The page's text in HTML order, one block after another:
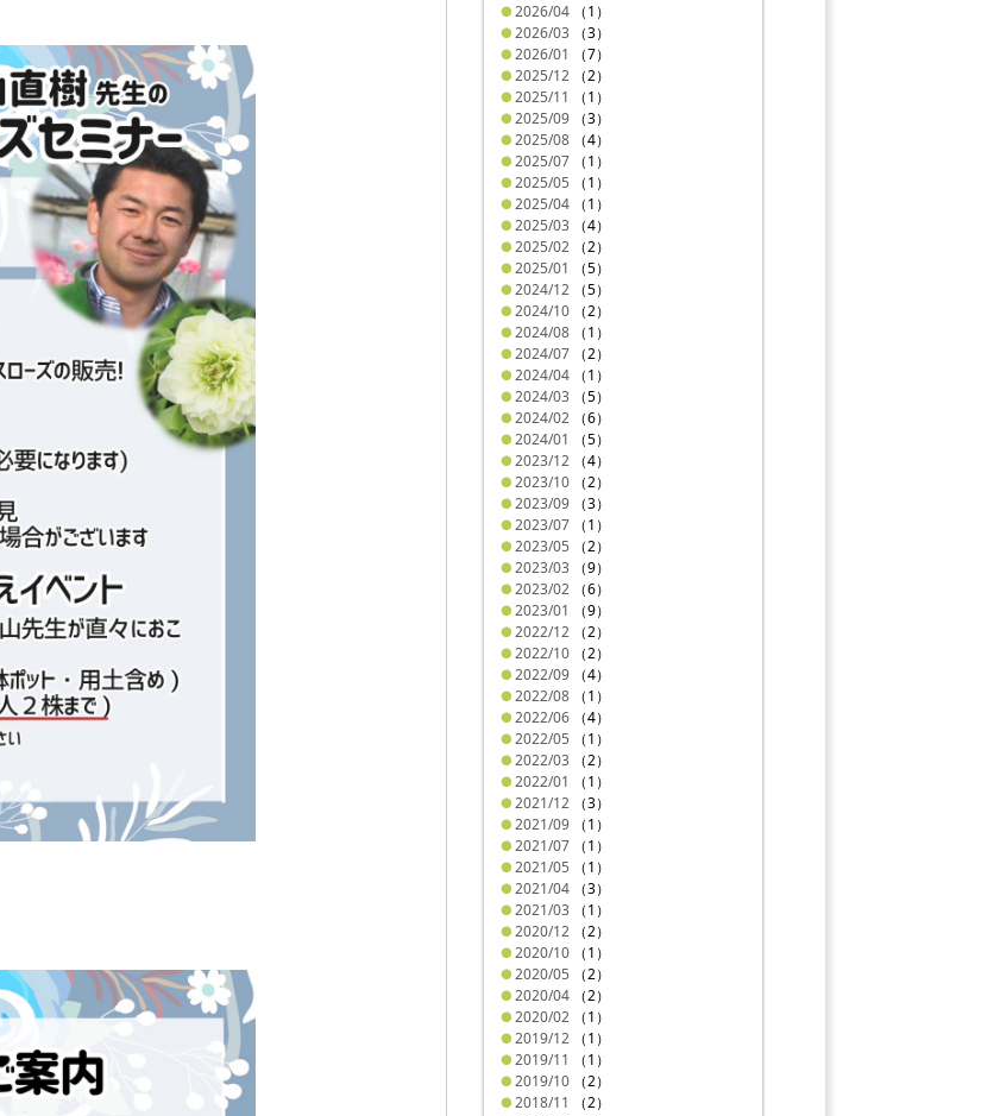
2026/04 （1）
2026/03 （3）
2026/01
（7）
2025/12 （2）
2025/11
（1）
2025/09 （3）
2025/08 （4）
2025/07 （1）
2025/05 （1）
2025/04 （1）
2025/03 （4）
2025/02 （2）
2025/01
（5）
2024/12 （5）
2024/10 （2）
2024/08 （1）
2024/07 （2）
2024/04 （1）
2024/03 （5）
2024/02 （6）
2024/01
（5）
2023/12 （4）
2023/10 （2）
2023/09 （3）
2023/07 （1）
2023/05 （2）
2023/03 （9）
2023/02 （6）
2023/01
（9）
2022/12 （2）
2022/10 （2）
2022/09 （4）
2022/08 （1）
2022/06 （4）
2022/05 （1）
2022/03 （2）
2022/01
（1）
2021/12 （3）
2021/09 （1）
2021/07 （1）
2021/05 （1）
2021/04 （3）
2021/03 （1）
2020/12 （2）
2020/10 （1）
2020/05 （2）
2020/04 （2）
2020/02 （1）
2019/12 （1）
2019/11
（1）
2019/10 （2）
2018/11
（2）